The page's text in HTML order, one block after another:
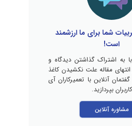
شما برای ما ارزشمند
است!
به اشتراک گذاشتن دیدگاه و
مقاله علت نکشیدن کاغذ
آنلاین با تعمیرکاران آی
بپردازید.
مشاوره آنلاین